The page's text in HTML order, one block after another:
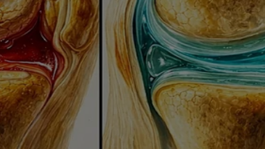
ao Jornal da Cidade Online pelo PIX (chave:
ou 16.434.831/0001-01).